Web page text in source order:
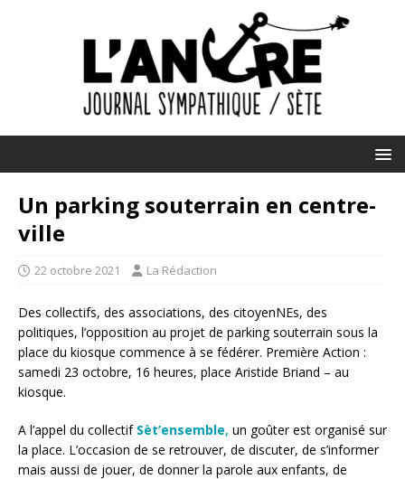
Un parking souterrain en centre-
ville
22 octobre 2021 La Rédaction
Des collectifs, des associations, des citoyenNEs, des
politiques, l’opposition au projet de parking souterrain sous la
place du kiosque commence à se fédérer. Première Action :
samedi 23 octobre, 16 heures, place Aristide Briand – au
kiosque.
A l’appel du collectif Sèt’ensemble, un goûter est organisé sur
la place. L’occasion de se retrouver, de discuter, de s’informer
mais aussi de jouer, de donner la parole aux enfants, de